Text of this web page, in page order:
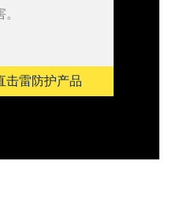
击雷防护产品